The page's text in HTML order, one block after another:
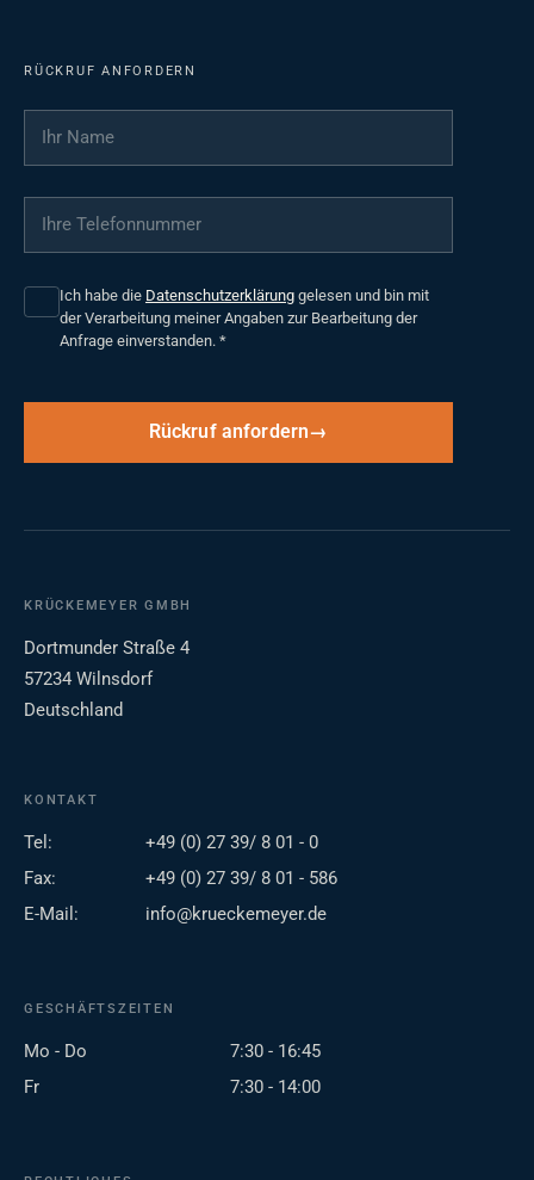
RÜCKRUF ANFORDERN
Ihr Name
Ihre Telefonnummer
Ich habe die Datenschutzerklärung gelesen und bin mit
der Verarbeitung meiner Angaben zur Bearbeitung der
Anfrage einverstanden. *
Rückruf anfordern
KRÜCKEMEYER GMBH
Dortmunder Straße 4
57234 Wilnsdorf
Deutschland
KONTAKT
Tel:
+49 (0) 27 39/ 8 01 - 0
Fax:
+49 (0) 27 39/ 8 01 - 586
E-Mail:
info@krueckemeyer.de
GESCHÄFTSZEITEN
Mo - Do
7:30 - 16:45
Fr
7:30 - 14:00